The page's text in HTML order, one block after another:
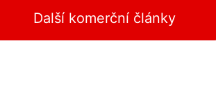
Další komerční články